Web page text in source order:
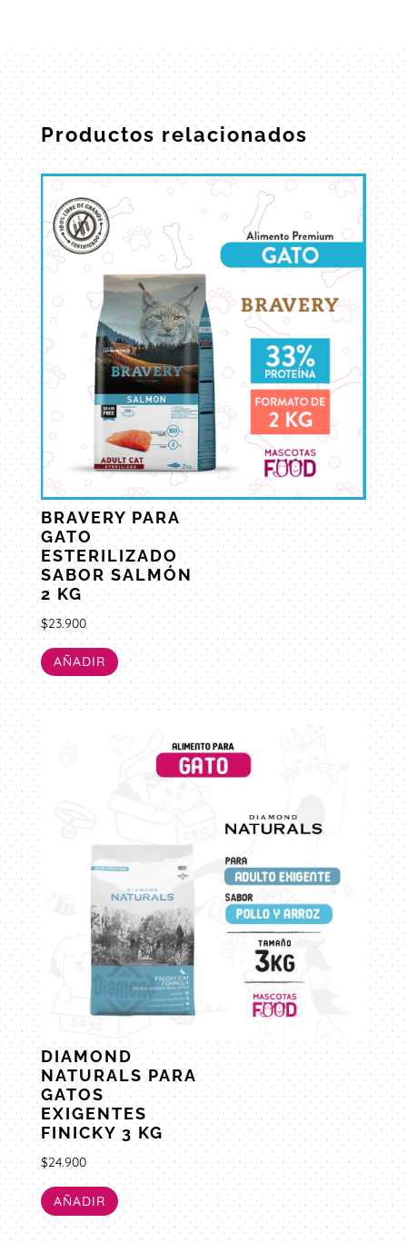
Productos relacionados
BRAVERY PARA
GATO
ESTERILIZADO
SABOR SALMÓN
2 KG
$23.900
AÑADIR
DIAMOND
NATURALS PARA
GATOS
EXIGENTES
FINICKY 3 KG
$24.900
AÑADIR